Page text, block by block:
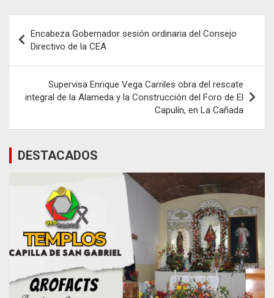
de
entradas
Encabeza Gobernador sesión ordinaria del Consejo
Directivo de la CEA
Supervisa Enrique Vega Carriles obra del rescate
integral de la Alameda y la Construcción del Foro de El
Capulín, en La Cañada
DESTACADOS